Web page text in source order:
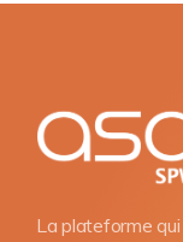
La plateforme